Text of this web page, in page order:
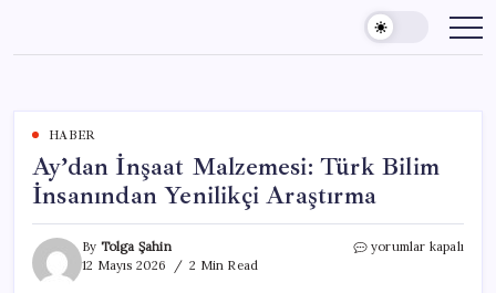
content
HABER
Ay’dan İnşaat Malzemesi: Türk Bilim
İnsanından Yenilikçi Araştırma
By Tolga Şahin
12 Mayıs 2026
2 Min Read
Ay’dan
yorumlar kapalı